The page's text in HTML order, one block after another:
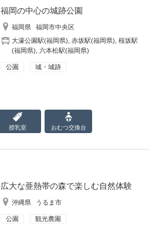
福岡の中心の城跡公園
福岡県
福岡市中央区
大濠公園駅(福岡県) ,赤坂駅(福岡県) ,桜坂駅
(福岡県) ,六本松駅(福岡県)
公園 城・城跡
授乳室 おむつ交換台
広大な亜熱帯の森で楽しむ自然体験
沖縄県 うるま市
公園 観光農園